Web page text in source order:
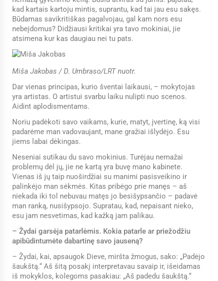
kad kartais kartoju mintis, suprantu, kad tai jau esu sakęs.
Būdamas savikritiškas pagalvojau, gal kam nors esu
nebeįdomus? Didžiausi kritikai yra tavo mokiniai, jie
atsimena kur kas daugiau nei tu pats.
Miša Jakobas / D. Umbraso/LRT nuotr.
Dar vienas principas, kurio šventai laikausi, – mokytojas
yra artistas. O artistui svarbu laiku nulipti nuo scenos.
Aidint aplodismentams.
Noriu padėkoti savo vaikams, kurie, matyt, įvertinę, ką visi
padarėme man vadovaujant, mane gražiai išlydėjo. Esu
jiems labai dėkingas.
Neseniai sutikau du savo mokinius. Turėjau nemažai
problemų dėl jų, jie ne kartą yra buvę mano kabinete.
Vienas iš jų taip nuoširdžiai su manimi pasisveikino ir
palinkėjo man sėkmės. Kitas pribėgo prie manęs – aš
niekada iki tol nebuvau matęs jo besišypsančio – padavė
man ranką, nusišypsojo. Supratau, kad, nepaisant nieko,
esu jam nesvetimas, kad kažką jam palikau.
– Žydai garsėja patarlėmis. Kokia patarle ar priežodžiu
apibūdintumėte dabartinę savo jauseną?
– Žydai, kai, apsaugok Dieve, miršta žmogus, sako: „Padėjo
šaukštą.“ Aš šitą posakį interpretavau savaip ir, išeidamas
iš mokyklos, kolegoms pasakiau: „Aš padedu šaukštą.“